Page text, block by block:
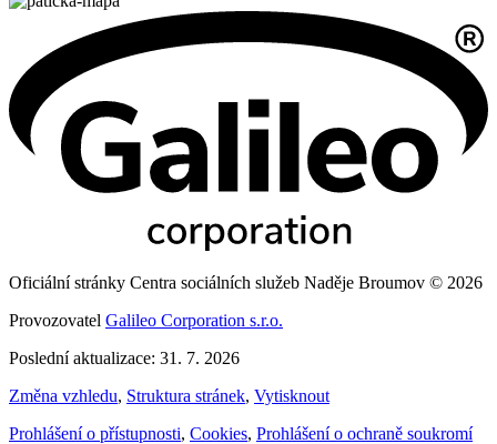
Oficiální stránky Centra sociálních služeb Naděje Broumov © 2026
Provozovatel Galileo Corporation s.r.o.
Poslední aktualizace: 31. 7. 2026
Změna vzhledu, Struktura stránek, Vytisknout
Prohlášení o přístupnosti, Cookies, Prohlášení o ochraně soukromí